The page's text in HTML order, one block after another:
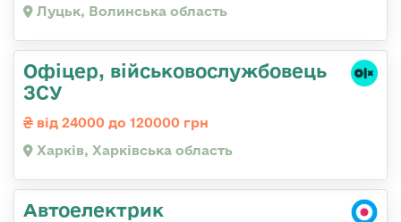
Луцьк, Волинська область
Офіцер, військовослужбовець
ЗСУ
від 24000 до 120000 грн
Харків, Харківська область
Автоелектрик